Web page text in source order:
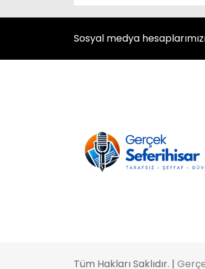
Sosyal medya
Tüm Hakları Saklıdır. |